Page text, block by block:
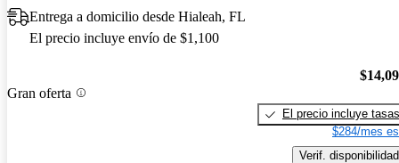
Entrega a domicilio desde Hialeah, FL
El precio incluye envío de $1,100
Gran oferta
El precio incluye tasas
$284/mes
Verif. disponibilidad